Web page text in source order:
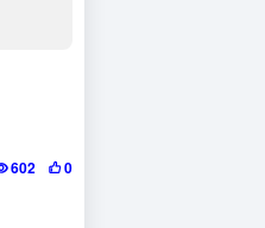
602 0